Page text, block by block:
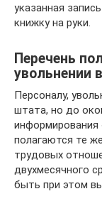
указанная
книжку на руки.
Перечень
увольнении
Персоналу,
штата, но до
информирования
полагаются те
трудовых
двухмесячного
быть при этом